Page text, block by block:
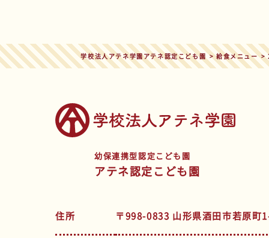
学校法人アテネ学園アテネ認定こども園>給食メニュー>
幼保連携型認定こども園
アテネ認定こども園
住所 〒998-0833 山形県酒田市若原町